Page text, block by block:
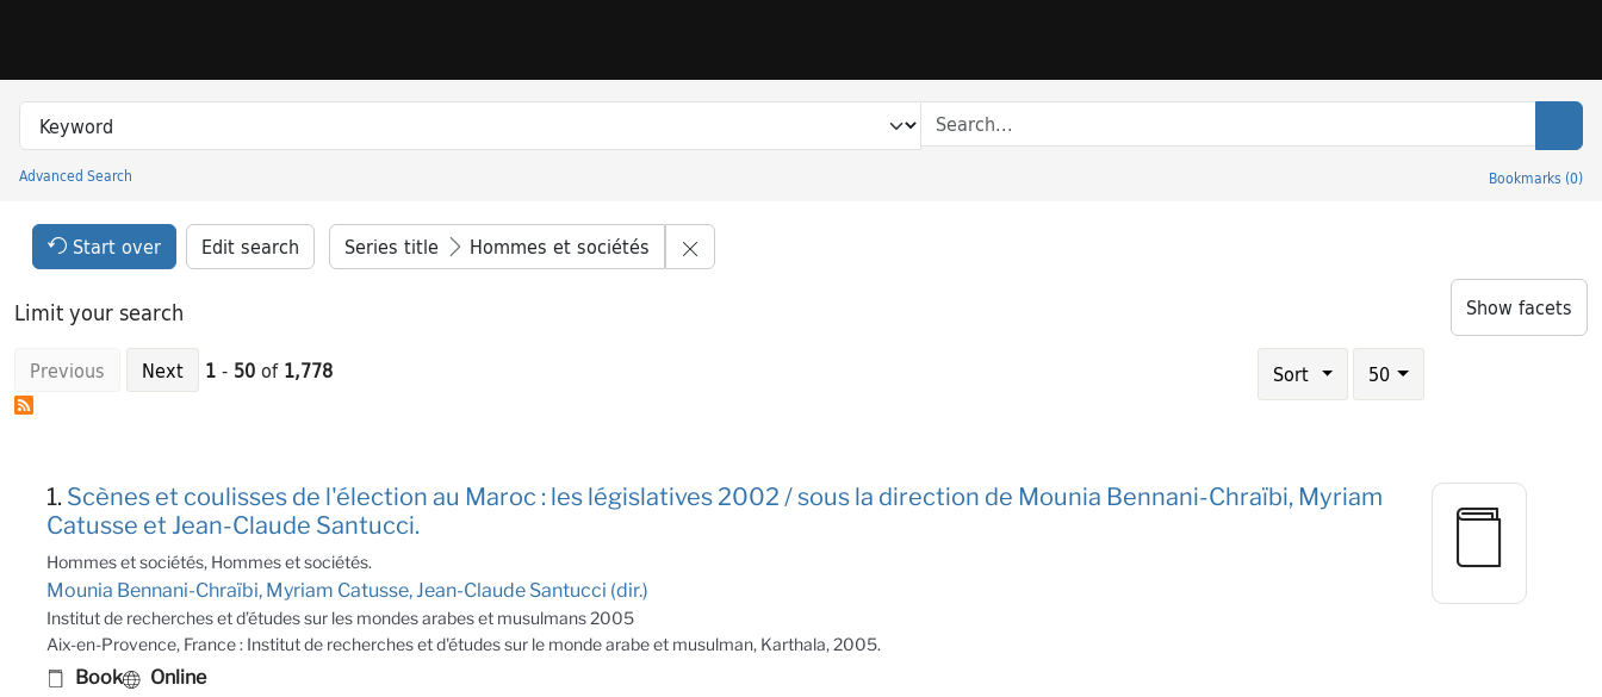
Search in
search for
Advanced Search Bookmarks (0)
Princeton University Library Catalog
Search Constraints Header
Start over Edit search Your selections:
Series title Hommes et sociétés
Limit your search Show facets
Previous Next 1 - 50 of 1,778 Sort
Number of results to display per page
50results per page
1. Scènes et coulisses de l'élection au Maroc : les législatives 2002 / sous la direction de Mounia Bennani-Chraïbi, Myriam
Catusse et Jean-Claude Santucci.
Hommes et sociétés, Hommes et sociétés.
Mounia Bennani-Chraïbi, Myriam Catusse, Jean-Claude Santucci (dir.)
Institut de recherches et d’études sur les mondes arabes et musulmans 2005
Aix-en-Provence, France : Institut de recherches et d'études sur le monde arabe et musulman, Karthala, 2005.
Book Online